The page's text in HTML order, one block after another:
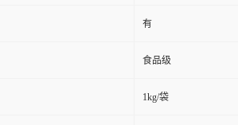
有
食品级
1kg/袋